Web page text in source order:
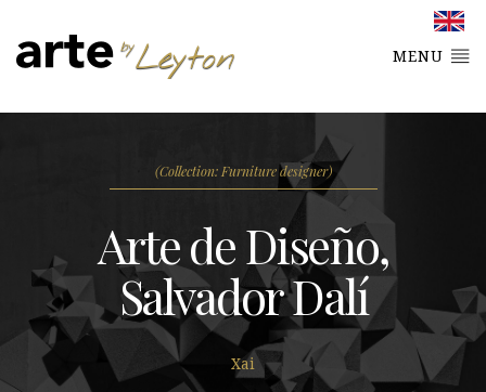
MENU
(Collection: Furniture designer)
Arte de Diseño,
Salvador Dalí
Xai